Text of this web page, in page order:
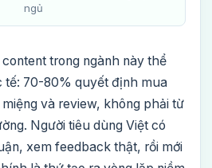
ngủ
trong ngành này thể
tế: 70-80% quyết định mua
và review, không phải từ
Người tiêu dùng Việt có
xem feedback thật, rồi mới